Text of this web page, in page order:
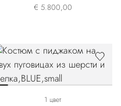
€ 5.800,00
1 цвет